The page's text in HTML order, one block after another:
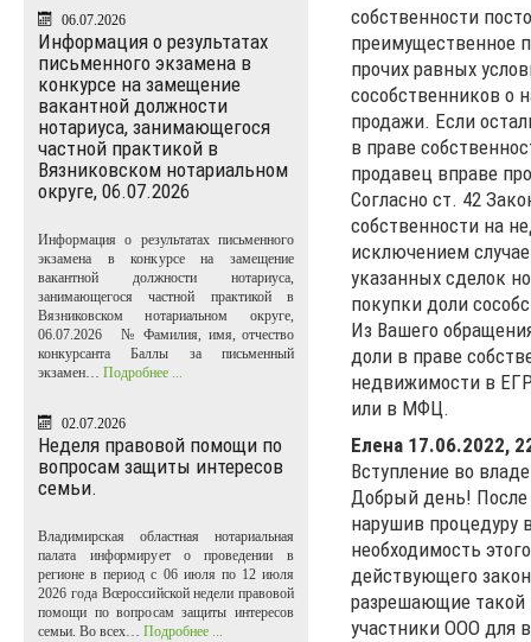
06.07.2026
Информация о результатах
письменного экзамена в
конкурсе на замещение
вакантной должности
нотариуса, занимающегося
частной практикой в
Вязниковском нотариальном
округе, 06.07.2026
Информация о результатах письменного
экзамена в конкурсе на замещение
вакантной должности нотариуса,
занимающегося частной практикой в
Вязниковском нотариальном округе,
06.07.2026 № Фамилия, имя, отчество
конкурсанта Баллы за письменный
экзамен… Подробнее ...
02.07.2026
Неделя правовой помощи по
вопросам защиты интересов
семьи.
Владимирская областная нотариальная
палата информирует о проведении в
регионе в период с 06 июля по 12 июля
2026 года Всероссийской недели правовой
помощи по вопросам защиты интересов
семьи. Во всех… Подробнее ...
собственности
преимущественное
прочих равных
сособственников о
продажи. Если
в праве
продавец вправе
Согласно ст. 42
собственности на
исключением
указанных сделок
покупки доли
Из Вашего
доли в праве
недвижимости в
или в МФЦ.
Елена 17.06.2022,
Вступление во
Добрый день! После
нарушив процедуру
необходимость
действующего
разрешающие такой
участники ООО для